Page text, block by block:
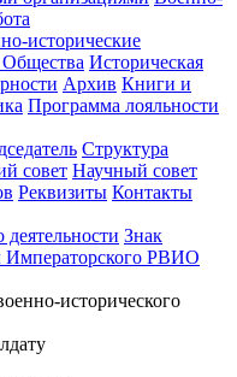
исторические
Общества Историческая
Архив Книги и
Программа лояльности
Структура
совет Научный совет
Реквизиты Контакты
Знак
Императорского РВИО
исторического